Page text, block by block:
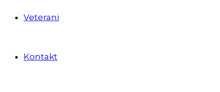
Veterani
Kontakt